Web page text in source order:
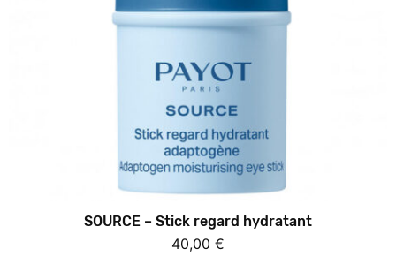
SOURCE – Stick regard hydratant
40,00 €